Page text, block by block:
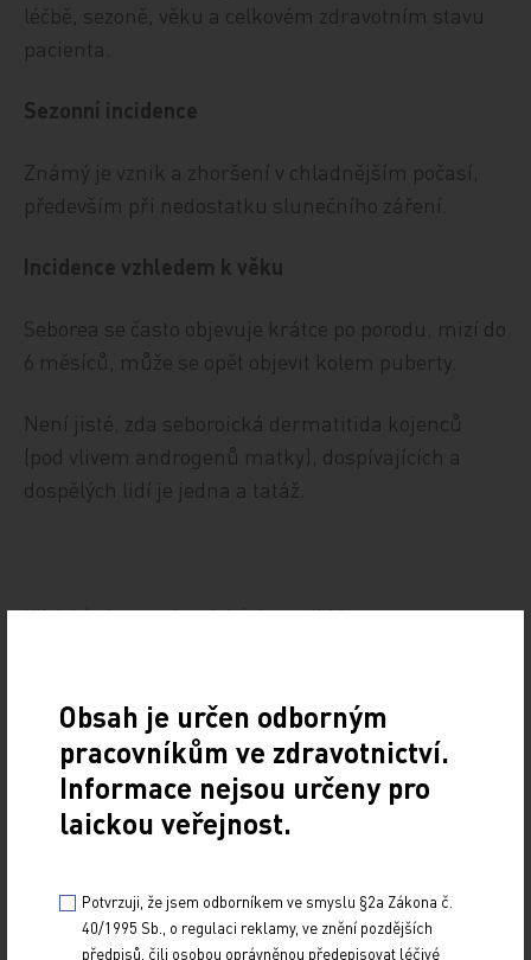
léčbě, sezoně, věku a celkovém zdravotním stavu
pacienta.
Sezonní incidence
Známý je vznik a zhoršení v chladnějším počasí,
především při nedostatku slunečního záření.
Incidence vzhledem k věku
Seborea se často objevuje krátce po porodu, mizí do
6 měsíců, může se opět objevit kolem puberty.
Není jisté, zda seboroická dermatitida kojenců
(pod vlivem androgenů matky), dospívajících a
dospělých lidí je jedna a tatáž.
Klinický obraz seboroické dermatitidy
Erytémy a deskvamace různého stupně, mastné
šupiny.
Sekundární léze
Celkem vzácné jsou arteficiální exkoriace v
souvislosti s intenzivním pruritem a sekundární
Obsah je určen odborným
pracovníkům ve zdravotnictví.
Informace nejsou určeny pro
laickou veřejnost.
Potvrzuji, že jsem odborníkem ve smyslu §2a Zákona č.
40/1995 Sb., o regulaci reklamy, ve znění pozdějších
předpisů, čili osobou oprávněnou předepisovat léčivé